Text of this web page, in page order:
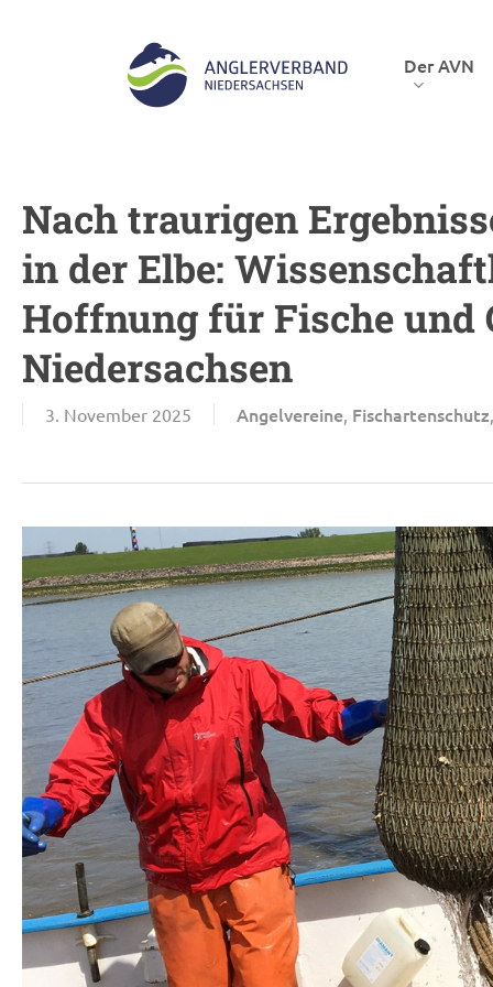
Der AVN
Nach traurigen
in der Elbe:
Hoffnung für Fische und
Niedersachsen
3. November 2025 Angelvereine, Fischartenschutz,